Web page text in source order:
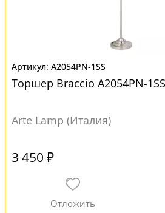
A2054PN-1SS
Торшер Braccio A2054PN-
Arte Lamp (Италия)
3 450 ₽